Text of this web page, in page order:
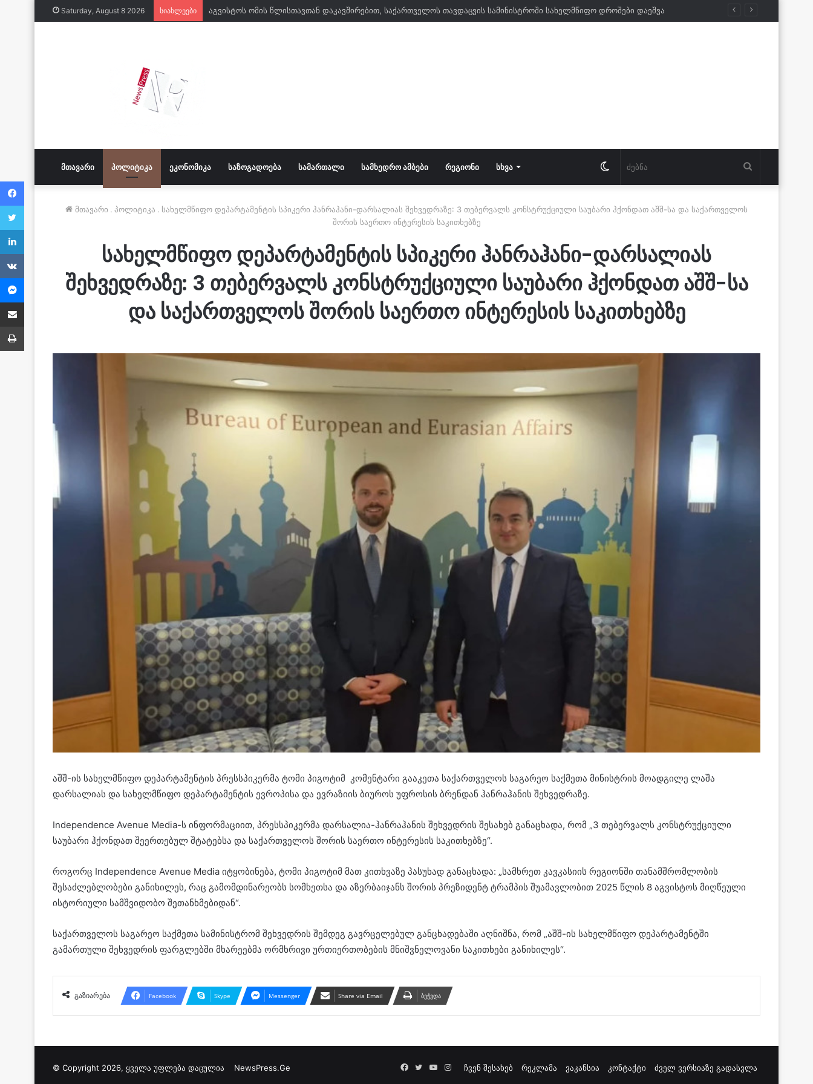
Saturday, August 8 2026 სიახლეები აგვისტოს ომის წლისთავთან დაკავშირებით, საქართველოს თავდაცვის სამინისტროში სახელმწიფო დროშები დაეშვა
ᲛᲗᲐᲕᲐᲠᲘ ᲞᲝᲚᲘᲢᲘᲙᲐ ᲔᲙᲝᲜᲝᲛᲘᲙᲐ ᲡᲐᲖᲝᲒᲐᲓᲝᲔᲑᲐ ᲡᲐᲛᲐᲠᲗᲐᲚᲘ ᲡᲐᲛᲮᲔᲓᲠᲝ ᲐᲛᲑᲔᲑᲘ ᲠᲔᲒᲘᲝᲜᲘ ᲡᲮᲕᲐ Switch
skin
მთავარი . პოლიტიკა . სახელმწიფო დეპარტამენტის სპიკერი ჰანრაჰანი-დარსალიას შეხვედრაზე: 3 თებერვალს კონსტრუქციული საუბარი ჰქონდათ აშშ-სა და საქართველოს
შორის საერთო ინტერესის საკითხებზე
სახელმწიფო დეპარტამენტის სპიკერი ჰანრაჰანი-დარსალიას
შეხვედრაზე: 3 თებერვალს კონსტრუქციული საუბარი ჰქონდათ აშშ-სა
და საქართველოს შორის საერთო ინტერესის საკითხებზე
აშშ-ის სახელმწიფო დეპარტამენტის პრესსპიკერმა ტომი პიგოტიმ კომენტარი გააკეთა საქართველოს საგარეო საქმეთა მინისტრის მოადგილე ლაშა
დარსალიას და სახელმწიფო დეპარტამენტის ევროპისა და ევრაზიის ბიუროს უფროსის ბრენდან ჰანრაჰანის შეხვედრაზე.
Independence Avenue Media-ს ინფორმაციით, პრესსპიკერმა დარსალია-ჰანრაჰანის შეხვედრის შესახებ განაცხადა, რომ „3 თებერვალს კონსტრუქციული
საუბარი ჰქონდათ შეერთებულ შტატებსა და საქართველოს შორის საერთო ინტერესის საკითხებზე“.
როგორც Independence Avenue Media იტყობინება, ტომი პიგოტიმ მათ კითხვაზე პასუხად განაცხადა: „სამხრეთ კავკასიის რეგიონში თანამშრომლობის
შესაძლებლობები განიხილეს, რაც გამომდინარეობს სომხეთსა და აზერბაიჯანს შორის პრეზიდენტ ტრამპის შუამავლობით 2025 წლის 8 აგვისტოს მიღწეული
ისტორიული სამშვიდობო შეთანხმებიდან“.
საქართველოს საგარეო საქმეთა სამინისტრომ შეხვედრის შემდეგ გავრცელებულ განცხადებაში აღნიშნა, რომ „აშშ-ის სახელმწიფო დეპარტამენტში
გამართული შეხვედრის ფარგლებში მხარეებმა ორმხრივი ურთიერთობების მნიშვნელოვანი საკითხები განიხილეს“.
გაზიარება Facebook Skype Messenger Share via Email ბეჭვდა
© Copyright 2026, ყველა უფლება დაცულია NewsPress.Ge ჩვენ შესახებ რეკლამა ვაკანსია კონტაქტი ძველ ვერსიაზე გადასვლა
Facebook
TwitterYouTube
Instagram
Facebook
Twitter
LinkedIn
VKontakte
Messenger
Share via Email